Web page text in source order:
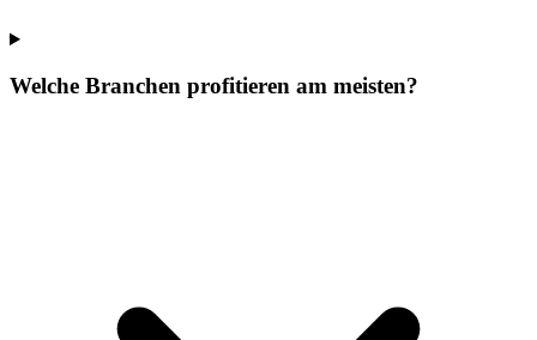
Welche Branchen profitieren am meisten?